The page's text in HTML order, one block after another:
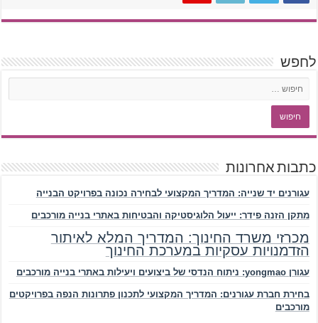
לחפש
כתבות אחרונות
עגורנים יד שנייה: המדריך המקצועי לבחירה נכונה בפרויקט הבנייה
מתקן הזנה פידר: ייעול הלוגיסטיקה והבטיחות באתרי בנייה מורכבים
מכרזי משרד החינוך: המדריך המלא לאיתור
הזדמנויות עסקיות במערכת החינוך
עגורן yongmao: ניתוח הנדסי של ביצועים ויעילות באתרי בנייה מורכבים
בחירת חברת עגורנים: המדריך המקצועי לתכנון פתרונות הנפה בפרויקטים
מורכבים